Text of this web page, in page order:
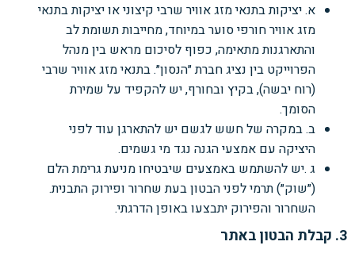
א. יציקות בתנאי מזג אוויר שרבי קיצוני או יציקות בתנאי
מזג אוויר חורפי סוער במיוחד, מחייבות תשומת לב
והתארגנות מתאימה, כפוף לסיכום מראש בין מנהל
הפרוייקט בין נציג חברת ״הנסון״. בתנאי מזג אוויר שרבי
(רוח יבשה), בקיץ ובחורף, יש להקפיד על שמירת
הסומך.
ב. במקרה של חשש לגשם יש להתארגן עוד לפני
היציקה עם אמצעי הגנה נגד מי גשמים.
ג .יש להשתמש באמצעים שיבטיחו מניעת גרימת הלם
(״שוק״) תרמי לפני הבטון בעת שחרור ופירוק התבנית.
השחרור והפירוק יתבצעו באופן הדרגתי.
3. קבלת הבטון באתר